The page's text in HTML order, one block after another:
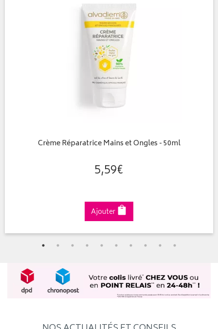
Crème Réparatrice Mains et Ongles - 50ml
5,59€
Ajouter